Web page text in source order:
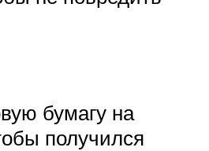
бумагу на
получился